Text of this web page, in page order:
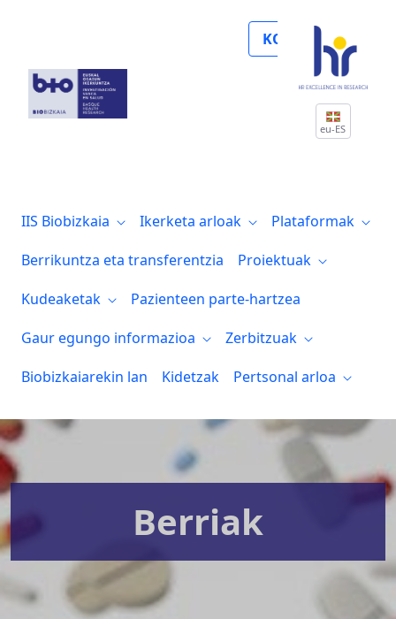
KOLABORATU
eu-ES
IIS Biobizkaia Ikerketa arloak
Plataformak
Berrikuntza eta transferentzia
Proiektuak
Kudeaketak
Pazienteen parte-hartzea
Gaur egungo informazioa
Zerbitzuak
Biobizkaiarekin lan
Kidetzak Pertsonal arloa
Berriak